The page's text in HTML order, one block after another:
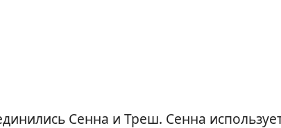
Сенна и Треш. Сенна